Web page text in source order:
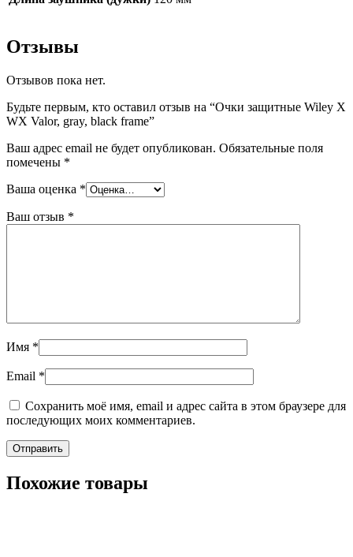
Отзывы
Отзывов пока нет.
Будьте первым, кто оставил отзыв на “Очки защитные Wiley X
WX Valor, gray, black frame”
Ваш адрес email не будет опубликован. Обязательные поля
помечены *
Ваша оценка *
Ваш отзыв *
Имя *
Email *
Сохранить моё имя, email и адрес сайта в этом браузере для
последующих моих комментариев.
Похожие товары